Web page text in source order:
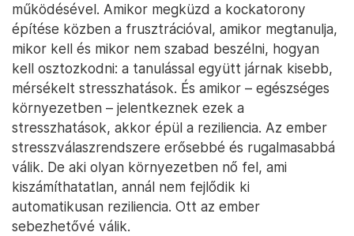
működésével. Amikor megküzd a kockatorony
építése közben a frusztrációval, amikor megtanulja,
mikor kell és mikor nem szabad beszélni, hogyan
kell osztozkodni: a tanulással együtt járnak kisebb,
mérsékelt stresszhatások. És amikor – egészséges
környezetben – jelentkeznek ezek a
stresszhatások, akkor épül a reziliencia. Az ember
stresszválaszrendszere erősebbé és rugalmasabbá
válik. De aki olyan környezetben nő fel, ami
kiszámíthatatlan, annál nem fejlődik ki
automatikusan reziliencia. Ott az ember
sebezhetővé válik.